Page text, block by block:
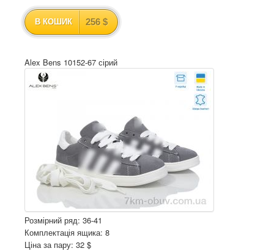
В КОШИК 256 $
Alex Bens 10152-67 сірий
Розмірний ряд: 36-41
Комплектація ящика: 8
Ціна за пару: 32 $